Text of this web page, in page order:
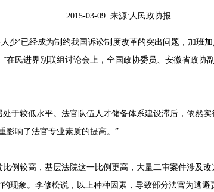
2015-03-09 来源:人民政协报
少’已经成为制约我国诉讼制度改革的突出问题，加班
在民进界别联组讨论会上，全国政协委员、安徽省政协
于较低水平。法官队伍人才储备体系建设滞后，依然
影响了法官专业素质的提高。”
例较高，基层法院这一比例更高，大量二审案件涉及
现象。李修松说，以上种种因素，导致部分法官为逃